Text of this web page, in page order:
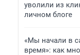
уволили из
личном блоге
«Мы начали в
время»: как